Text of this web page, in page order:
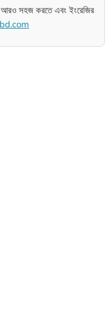
আরও সহজ করতে এবং ইংরেজির